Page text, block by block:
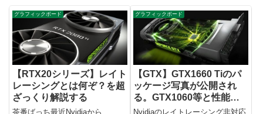
グラフィックボード
【RTX20シリーズ】レイト
レーシングとは何ぞ？を超
ざっくり解説する
茶番ばっち最近Nvidiaから
グラフィックボード
【GTX】GTX1660 Tiのパ
ッケージ写真が公開され
る。GTX1060等と性能比
較！
Nvidiaのレイトレーシング非対応